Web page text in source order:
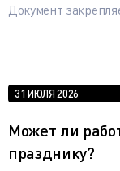
Документ
31 ИЮЛЯ 2026
Может ли
празднику?